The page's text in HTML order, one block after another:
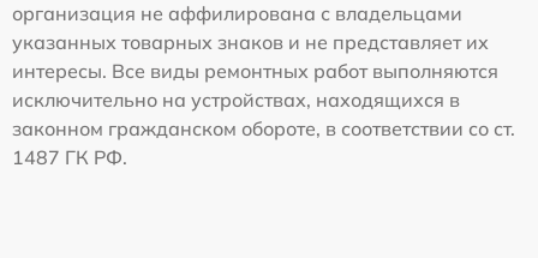
организация не аффилирована с владельцами
указанных товарных знаков и не представляет их
интересы. Все виды ремонтных работ выполняются
исключительно на устройствах, находящихся в
законном гражданском обороте, в соответствии со ст.
1487 ГК РФ.